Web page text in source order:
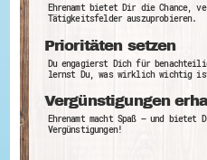
Ehrenamt bietet Dir die Chance,
Tätigkeitsfelder auszuprobieren.
Prioritäten setzen
Du engagierst Dich für
lernst Du, was wirklich wichtig
Vergünstigungen
Ehrenamt macht Spaß – und
Vergünstigungen!